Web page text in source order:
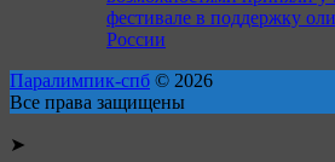
фестивале в поддержку
России
Паралимпик-спб © 2026
Все права защищены
➤